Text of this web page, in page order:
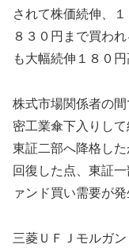
されて株価続伸、
８３０円まで買わ
も大幅続伸１８０
株式市場関係者の
密工業傘下入りし
東証二部へ降格し
回復した点、東証
ァンド買い需要が
三菱ＵＦＪモルガ